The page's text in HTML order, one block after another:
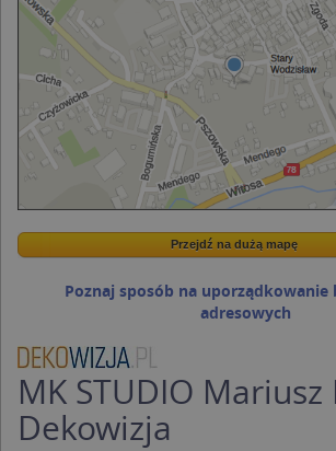
Wstaw tę mapkę na swoją stronę
Przejdź na dużą mapę
Przejdź na dużą mapę
Poznaj sposób na uporządkowanie
adresowych
MK STUDIO Mariusz
Dekowizja